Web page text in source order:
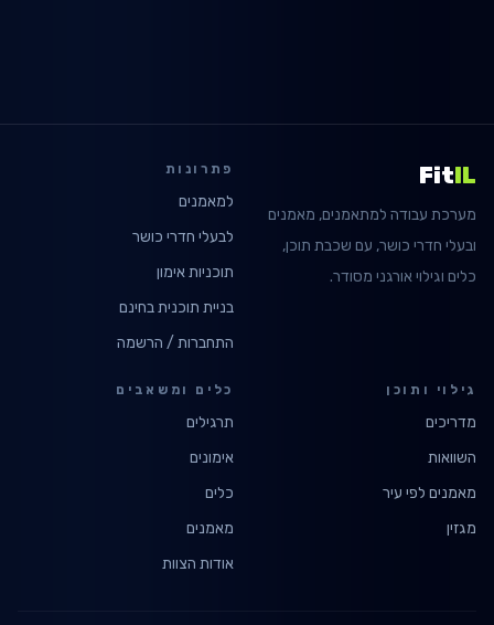
FitIL
מערכת עבודה למתאמנים, מאמנים
ובעלי חדרי כושר, עם שכבת תוכן,
כלים וגילוי אורגני מסודר.
פתרונות
למאמנים
לבעלי חדרי כושר
תוכניות אימון
בניית תוכנית בחינם
התחברות / הרשמה
גילוי ותוכן
מדריכים
השוואות
מאמנים לפי עיר
מגזין
כלים ומשאבים
תרגילים
אימונים
כלים
מאמנים
אודות הצוות